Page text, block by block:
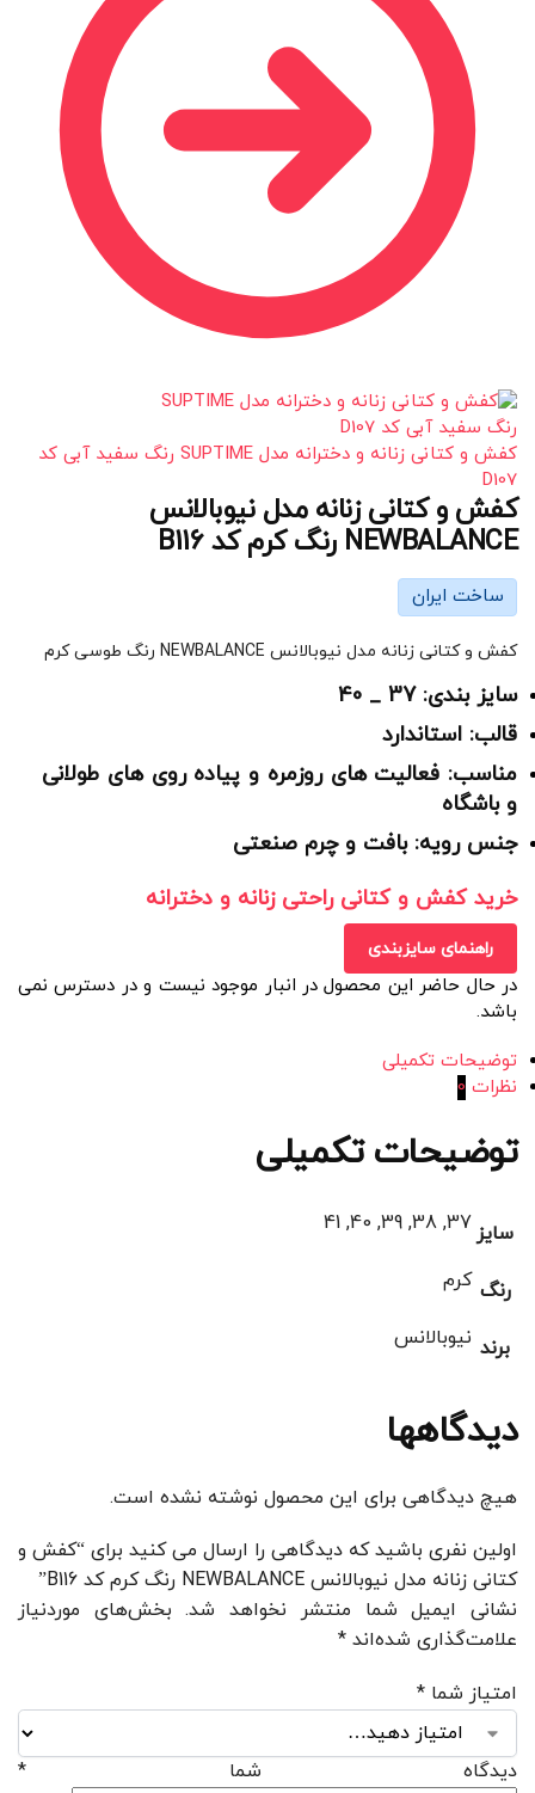
کفش و کتانی زنانه و دخترانه مدل SUPTIME رنگ سفید آبی کد
D107
کفش و کتانی زنانه مدل نیوبالانس
NEWBALANCE رنگ کرم کد B116
ساخت ایران
کفش و کتانی زنانه مدل نیوبالانس NEWBALANCE رنگ طوسی کرم
سایز بندی: 37 _ 40
قالب: استاندارد
مناسب: فعالیت های روزمره و پیاده روی های طولانی
و باشگاه
جنس رویه: بافت و چرم صنعتی
خرید کفش و کتانی راحتی زنانه و دخترانه
راهنمای سایزبندی
در حال حاضر این محصول در انبار موجود نیست و در دسترس نمی
باشد.
توضیحات تکمیلی
نظرات 0
توضیحات تکمیلی
سایز 37, 38, 39, 40, 41
رنگ کرم
برند نیوبالانس
دیدگاهها
هیچ دیدگاهی برای این محصول نوشته نشده است.
اولین نفری باشید که دیدگاهی را ارسال می کنید برای “کفش و
کتانی زنانه مدل نیوبالانس NEWBALANCE رنگ کرم کد B116”
نشانی ایمیل شما منتشر نخواهد شد. بخش‌های موردنیاز
علامت‌گذاری شده‌اند *
امتیاز شما *
دیدگاه شما *